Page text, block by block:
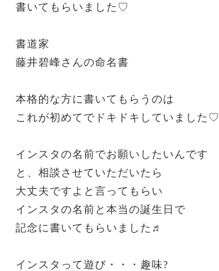
書いてもらいました♡
書道家
藤井碧峰さんの命名書
本格的な方に書いてもらうのは
これが初めてでドキドキしていました♡
インスタの名前でお願いしたいんです
と、相談させていただいたら
大丈夫ですよと言ってもらい
インスタの名前と本当の誕生日で
記念に書いてもらいました♬
インスタって遊び・・・趣味?